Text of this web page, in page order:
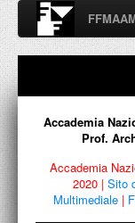
Fondo
A.A.M.
Percorsi, nodi,
FFMAAM
Accademia
Prof.
Accademia
2020 | Sito
Multimediale |